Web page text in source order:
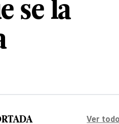
se la
Ver